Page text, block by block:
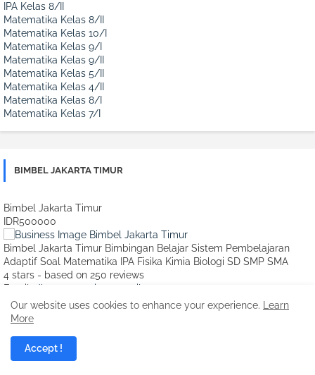
IPA Kelas 8/II
Matematika Kelas 8/II
Matematika Kelas 10/I
Matematika Kelas 9/I
Matematika Kelas 9/II
Matematika Kelas 5/II
Matematika Kelas 4/II
Matematika Kelas 8/I
Matematika Kelas 7/I
BIMBEL JAKARTA TIMUR
Bimbel Jakarta Timur
IDR500000
Bimbel Jakarta Timur Bimbingan Belajar Sistem Pembelajaran
Adaptif Soal Matematika IPA Fisika Kimia Biologi SD SMP SMA
4 stars - based on 250 reviews
Email:
dkusumastuti76@gmail.com
Phone:0822-1002-7724
Url:www.bimbeles.com
Saturday - Sunday: 08:00 - 17:00
Jl. Wijaya Kusuma I, Durensawit, Malaka Sari
Our website uses cookies to enhance your experience.
Learn
More
Accept !